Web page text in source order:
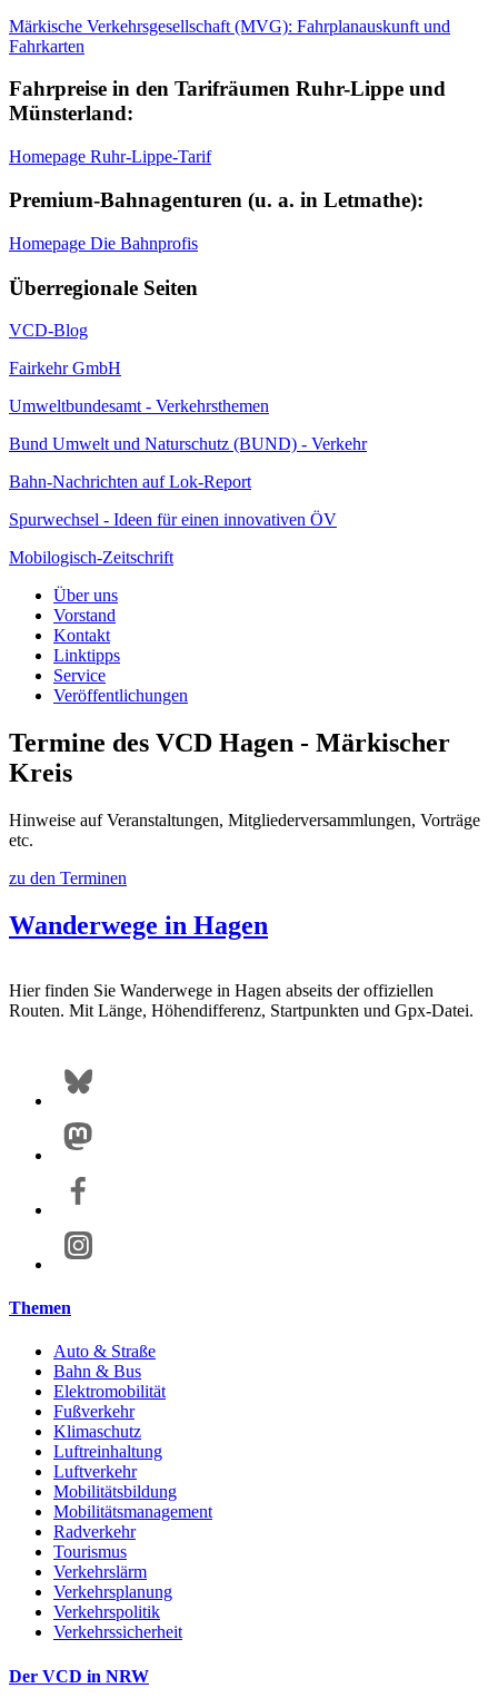
Märkische Verkehrsgesellschaft (MVG): Fahrplanauskunft und
Fahrkarten
Fahrpreise in den Tarifräumen Ruhr-Lippe und
Münsterland:
Homepage Ruhr-Lippe-Tarif
Premium-Bahnagenturen (u. a. in Letmathe):
Homepage Die Bahnprofis
Überregionale Seiten
VCD-Blog
Fairkehr GmbH
Umweltbundesamt - Verkehrsthemen
Bund Umwelt und Naturschutz (BUND) - Verkehr
Bahn-Nachrichten auf Lok-Report
Spurwechsel - Ideen für einen innovativen ÖV
Mobilogisch-Zeitschrift
Über uns
Vorstand
Kontakt
Linktipps
Service
Veröffentlichungen
Termine des VCD Hagen - Märkischer
Kreis
Hinweise auf Veranstaltungen, Mitgliederversammlungen, Vorträge
etc.
zu den Terminen
Wanderwege in Hagen
Hier finden Sie Wanderwege in Hagen abseits der offiziellen
Routen. Mit Länge, Höhendifferenz, Startpunkten und Gpx-Datei.
Themen
Auto & Straße
Bahn & Bus
Elektromobilität
Fußverkehr
Klimaschutz
Luftreinhaltung
Luftverkehr
Mobilitätsbildung
Mobilitätsmanagement
Radverkehr
Tourismus
Verkehrslärm
Verkehrsplanung
Verkehrspolitik
Verkehrssicherheit
Der VCD in NRW